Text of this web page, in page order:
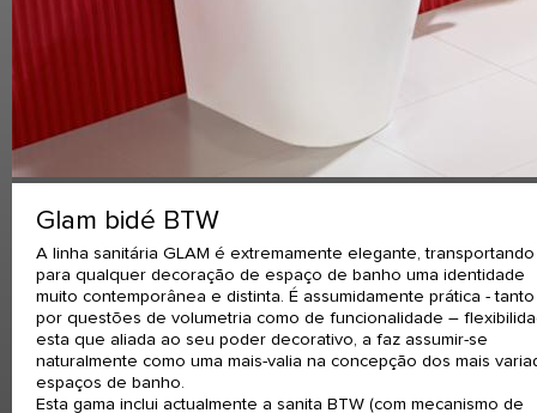
Glam bidé BTW
A linha sanitária GLAM é extremamente elegante, transportando
para qualquer decoração de espaço de banho uma identidade
muito contemporânea e distinta. É assumidamente prática - tanto
por questões de volumetria como de funcionalidade –
esta que aliada ao seu poder decorativo, a faz assumir-se
naturalmente como uma mais-valia na concepção dos mais
espaços de banho.
Esta gama inclui actualmente a sanita BTW (com mecanismo de